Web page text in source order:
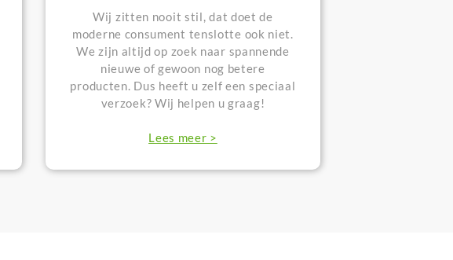
Wij zitten nooit stil, dat doet de
moderne consument tenslotte ook niet.
We zijn altijd op zoek naar spannende
nieuwe of gewoon nog betere
producten. Dus heeft u zelf een speciaal
verzoek? Wij helpen u graag!
Lees meer >